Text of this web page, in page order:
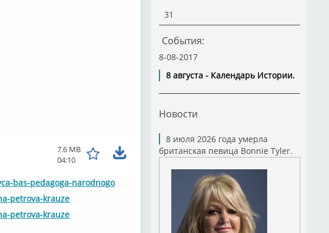
7.6 MB
04:10
bas-pedagoga-narodnogo
petrova-krauze
petrova-krauze
31
События:
8-08-2017
8 августа - Календарь Истории.
Новости
8 июля 2026 года умерла
британская певица Bonnie Tyler.